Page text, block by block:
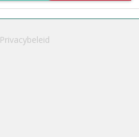
Privacybeleid